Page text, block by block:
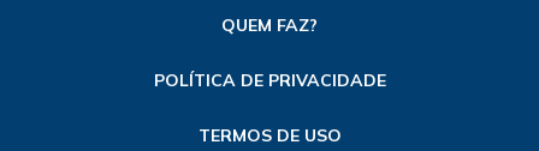
QUEM FAZ?
POLÍTICA DE PRIVACIDADE
TERMOS DE USO